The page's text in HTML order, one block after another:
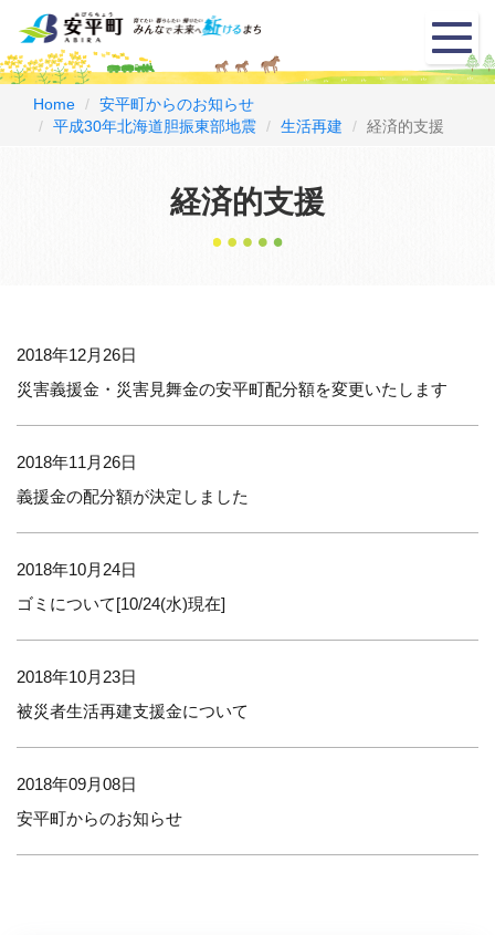
メ
ニ
ュ
Home
安平町からのお知らせ
平成30年北海道胆振東部地震
生活再建 経済的支援
経済的支援
2018年12月26日
災害義援金・災害見舞金の安平町配分額を変更いたします
2018年11月26日
義援金の配分額が決定しました
2018年10月24日
ゴミについて[10/24(水)現在]
2018年10月23日
被災者生活再建支援金について
2018年09月08日
安平町からのお知らせ